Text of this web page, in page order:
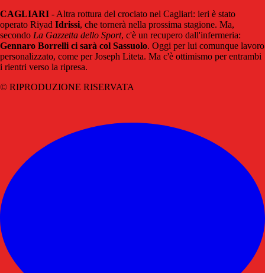
CAGLIARI - Altra rottura del crociato nel Cagliari: ieri è stato
operato Riyad Idrissi, che tornerà nella prossima stagione. Ma,
secondo La Gazzetta dello Sport, c'è un recupero dall'infermeria:
Gennaro Borrelli ci sarà col Sassuolo. Oggi per lui comunque lavoro
personalizzato, come per Joseph Liteta. Ma c'è ottimismo per entrambi
i rientri verso la ripresa.
© RIPRODUZIONE RISERVATA